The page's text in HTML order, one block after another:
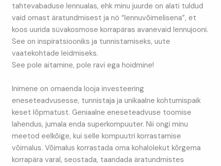
tahtevabaduse lennualas, ehk minu juurde on alati tuldud
vaid omast äratundmisest ja nö “lennuvõimelisena”, et
koos uurida süvakosmose korrapäras avanevaid lennujooni.
See on inspiratsiooniks ja tunnistamiseks, uute
vaatekohtade leidmiseks.
See pole aitamine, pole ravi ega hoidmine!
Inimene on omaenda looja investeering
eneseteadvusesse, tunnistaja ja unikaalne kohtumispaik
keset lõpmatust. Geniaalne eneseteadvuse toomise
lahendus, jumala enda superkompuuter. Nii ongi minu
meetod eelkõige, kui selle kompuutri korrastamise
võimalus. Võimalus korrastada oma kohalolekut kõrgema
korrapära varal, seostada, taandada äratundmistes